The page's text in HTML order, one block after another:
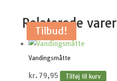
Relaterede varer
Vandingsmåtte
kr. 79,95 Tilføj til kurv
Tilbud!